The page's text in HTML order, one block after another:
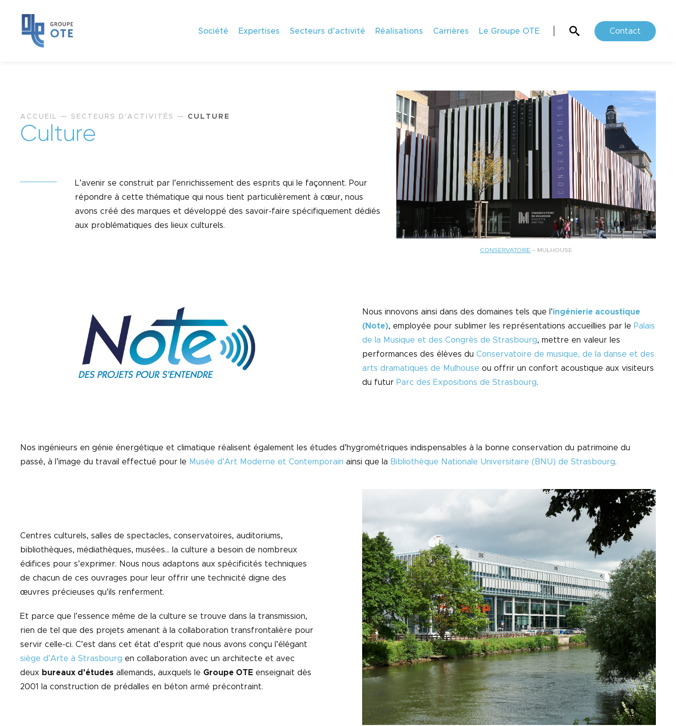
Société Expertises Secteurs d’activité Réalisations Carrières Le Groupe OTE Contact
ACCUEIL — SECTEURS D'ACTIVITÉS — CULTURE
Culture
L’avenir se construit par l’enrichissement des esprits qui le façonnent. Pour
répondre à cette thématique qui nous tient particulièrement à cœur, nous
avons créé des marques et développé des savoir-faire spécifiquement dédiés
aux problématiques des lieux culturels.
CONSERVATOIRE – MULHOUSE
Nous innovons ainsi dans des domaines tels que l’ingénierie acoustique
(Note), employée pour sublimer les représentations accueillies par le Palais
de la Musique et des Congrès de Strasbourg, mettre en valeur les
performances des élèves duConservatoire de musique, de la danse et des
arts dramatiques de Mulhouse ou offrir un confort acoustique aux visiteurs
du futur Parc des Expositions de Strasbourg.
Nos ingénieurs en génie énergétique et climatique réalisent également les études d’hygrométriques indispensables à la bonne conservation du patrimoine du
passé, à l’image du travail effectué pour le Musée d’Art Moderne et Contemporain ainsi que la Bibliothèque Nationale Universitaire (BNU) de Strasbourg.
Centres culturels, salles de spectacles, conservatoires, auditoriums,
bibliothèques, médiathèques, musées… la culture a besoin de nombreux
édifices pour s’exprimer. Nous nous adaptons aux spécificités techniques
de chacun de ces ouvrages pour leur offrir une technicité digne des
œuvres précieuses qu’ils renferment.
Et parce que l’essence même de la culture se trouve dans la transmission,
rien de tel que des projets amenant à la collaboration transfrontalière pour
servir celle-ci. C’est dans cet état d’esprit que nous avons conçu l’élégant
siège d’Arte à Strasbourg en collaboration avec un architecte et avec
deux bureaux d’études allemands, auxquels le Groupe OTE enseignait dès
2001 la construction de prédalles en béton armé précontraint.